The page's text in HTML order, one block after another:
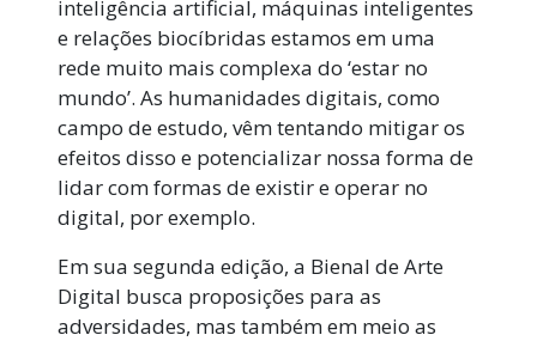
inteligência artificial, máquinas inteligentes
e relações biocíbridas estamos em uma
rede muito mais complexa do ‘estar no
mundo’. As humanidades digitais, como
campo de estudo, vêm tentando mitigar os
efeitos disso e potencializar nossa forma de
lidar com formas de existir e operar no
digital, por exemplo.
Em sua segunda edição, a Bienal de Arte
Digital busca proposições para as
adversidades, mas também em meio as